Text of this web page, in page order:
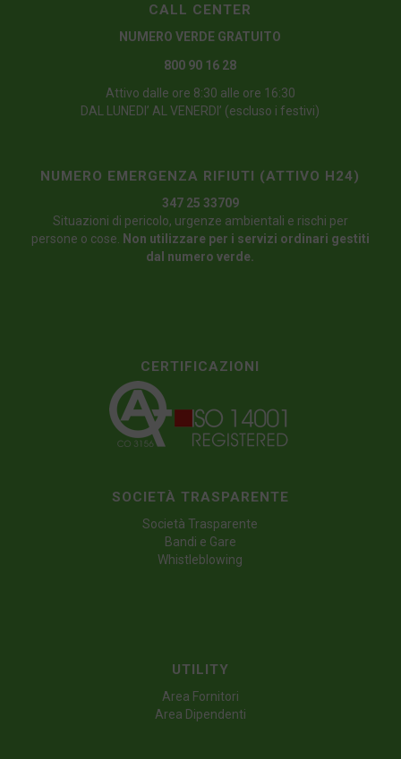
CALL CENTER
NUMERO VERDE GRATUITO
800 90 16 28
Attivo dalle ore 8:30 alle ore 16:30
DAL LUNEDI’ AL VENERDI’ (escluso i festivi)
NUMERO EMERGENZA RIFIUTI (ATTIVO H24)
347 25 33709
Situazioni di pericolo, urgenze ambientali e rischi per
persone o cose. Non utilizzare per i servizi ordinari gestiti
dal numero verde.
CERTIFICAZIONI
SOCIETÀ TRASPARENTE
Società Trasparente
Bandi e Gare
Whistleblowing
UTILITY
Area Fornitori
Area Dipendenti